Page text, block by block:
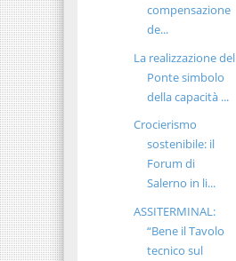
compensazione
de...
La realizzazione del
Ponte simbolo
della capacità ...
Crocierismo
sostenibile: il
Forum di
Salerno in li...
ASSITERMINAL:
“Bene il Tavolo
tecnico sul